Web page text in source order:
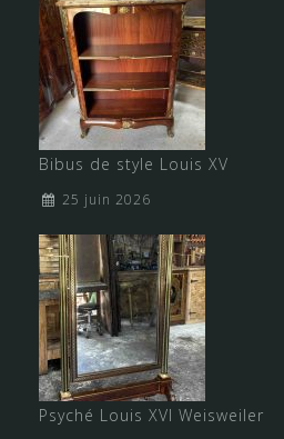
Bibus de style Louis XV
25 juin 2026
Psyché Louis XVI Weisweiler